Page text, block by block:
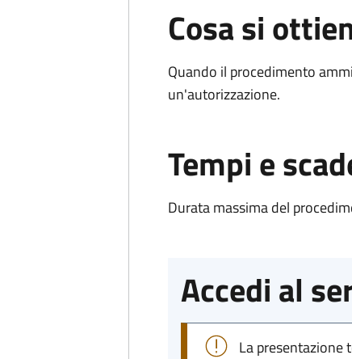
Cosa si
Quando il procedimento
un'autorizzazione.
Tempi e
Durata massima del
Accedi al
La presentazione